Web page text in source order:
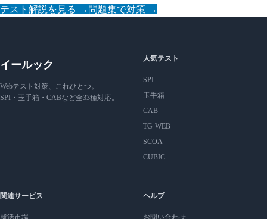
テスト解説を見る → 問題集で対策 →
イールック
Webテスト対策、これひとつ。
SPI・玉手箱・CABなど全33種対応。
人気テスト
SPI
玉手箱
CAB
TG-WEB
SCOA
CUBIC
関連サービス
就活市場
ヘルプ
お問い合わせ